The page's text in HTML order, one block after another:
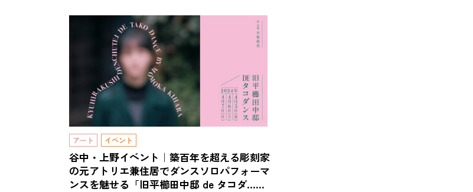
アート イベント
谷中・上野イベント｜築百年を超える彫刻家
の元アトリエ兼住居でダンスソロパフォーマ
ンスを魅せる「旧平櫛田中邸 de タコダ……